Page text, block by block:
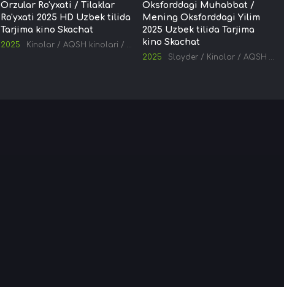
Orzular Ro'yxati / Tilaklar
Ro'yxati 2025 HD Uzbek tilida
Tarjima kino Skachat
2025 Kinolar / AQSH kinolari / Tarjima kinolar
Oksforddagi Muhabbat /
Mening Oksforddagi Yilim
2025 Uzbek tilida Tarjima
kino Skachat
2025 Slayder / Kinolar /AQSH kinolari